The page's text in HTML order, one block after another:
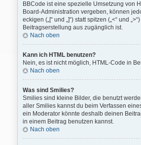
BBCode ist eine spezielle Umsetzung von
Board-Administration vergeben, können
eckigen („[“ und „]“) statt spitzen („<“ und
Beitragserstellung aus zugänglich ist.
Nach oben
Kann ich HTML benutzen?
Nein, es ist nicht möglich, HTML-Code in
Nach oben
Was sind Smilies?
Smilies sind kleine Bilder, die benutzt
aller Smilies kannst du beim Verfassen
ein Moderator könnte deshalb deinen
in einem Beitrag benutzen kannst.
Nach oben